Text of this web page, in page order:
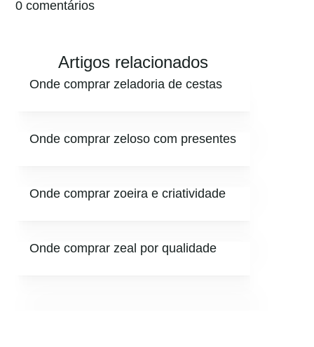
0 comentários
Artigos relacionados
Onde comprar zeladoria de cestas
Onde comprar zeloso com presentes
Onde comprar zoeira e criatividade
Onde comprar zeal por qualidade